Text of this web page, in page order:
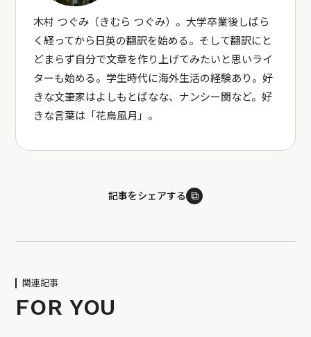
木村 つぐみ（きむら つぐみ）。大学卒業後しばら
く経ってから日英の翻訳を始める。そして翻訳にと
どまらず自分で文章を作り上げてみたいと思いライ
ターも始める。学生時代に海外生活の経験あり。好
きな文筆家はよしもとばなな、ナンシー関など。好
きな言葉は「花鳥風月」。
記事をシェアする ⧉
関連記事
FOR YOU